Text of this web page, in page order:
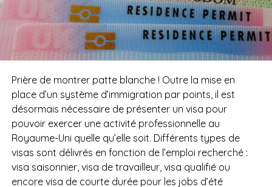
Prière de montrer patte blanche ! Outre la mise en
place d’un système d’immigration par points, il est
désormais nécessaire de présenter un visa pour
pouvoir exercer une activité professionnelle au
Royaume-Uni quelle qu’elle soit. Différents types de
visas sont délivrés en fonction de l’emploi recherché :
visa saisonnier, visa de travailleur, visa qualifié ou
encore visa de courte durée pour les jobs d’été